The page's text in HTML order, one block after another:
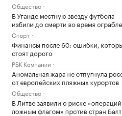
Общество
В Уганде местную звезду футбола
избили до смерти во время
Спорт
Финансы после 60: ошибки,
стоят дорого
РБК Компании
Аномальная жара не отпугнула
от европейских пляжных курортов
Общество
В Литве заявили о риске
ложным флагом» против стран